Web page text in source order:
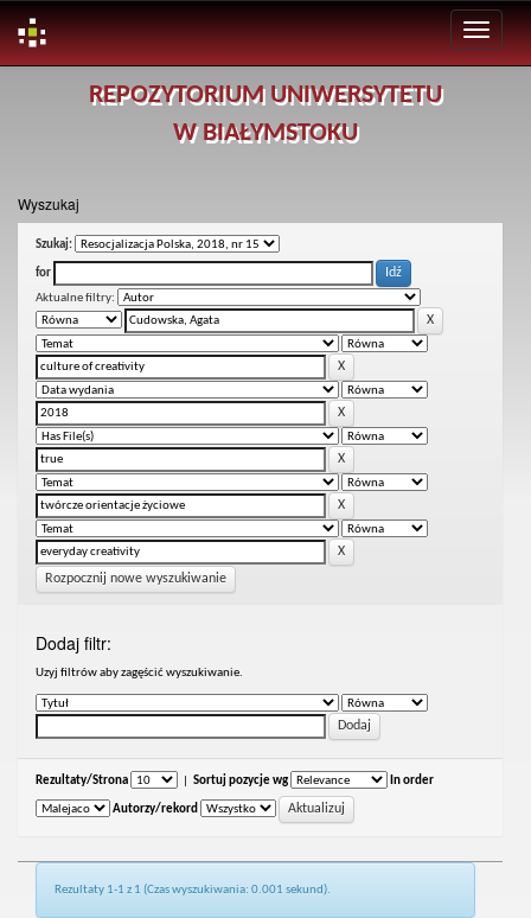
REPOZYTORIUM UNIWERSYTETU
W BIAŁYMSTOKU
Wyszukaj
Szukaj:
for
Aktualne filtry:
Rozpocznij nowe wyszukiwanie
Dodaj filtr:
Uzyj filtrów aby zagęścić wyszukiwanie.
Rezultaty/Strona Sortuj pozycje wg In order
Autorzy/rekord
Rezultaty 1-1 z 1 (Czas wyszukiwania: 0.001 sekund).